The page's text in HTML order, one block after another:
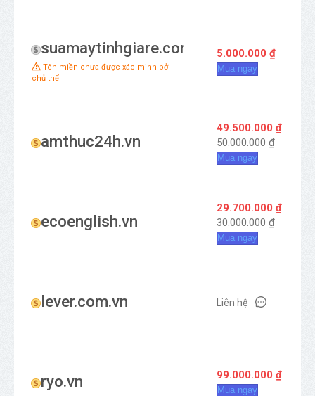
suamaytinhgiare.com
Tên miền chưa được xác minh bởi
chủ thể
5.000.000 ₫
Mua ngay
amthuc24h.vn
49.500.000 ₫
50.000.000 ₫
Mua ngay
ecoenglish.vn
29.700.000 ₫
30.000.000 ₫
Mua ngay
lever.com.vn Liên hệ
ryo.vn 99.000.000 ₫
Mua ngay